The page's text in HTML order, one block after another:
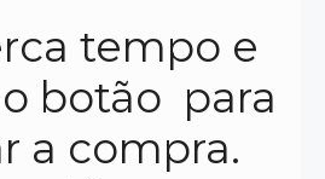
tempo e
botão para
a compra.